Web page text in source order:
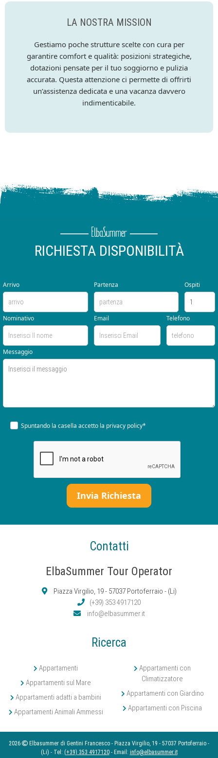
LA NOSTRA MISSION
Gestiamo poche strutture scelte con cura per
garantire comfort e qualità: posizioni strategiche,
dotazioni pensate per il tuo soggiorno e pulizia
accurata. Questa attenzione ci permette di offrirti
un’assistenza dedicata e una vacanza davvero
indimenticabile.
RICHIESTA DISPONIBILITÀ
Arrivo Partenza Ospiti
Nominativo Email Telefono
Messaggio
Spuntando la casella accetto la privacy policy*
Contatti
ElbaSummer Tour Operator
Piazza Virgilio, 19 - 57037 Portoferraio - (Li)
(+39) 353 4917120
info@elbasummer.it
Ricerca
Appartamenti
Appartamenti sul Mare
Appartamenti adatti a bambini
Appartamenti Animali Ammessi
Appartamenti con
Climatizzatore
Appartamenti con Giardino
Appartamenti con Piscina
2026
Elbasummer di Gentini Francesco - Piazza Virgilio, 19 - 57037 Portoferraio -
(Li) - Tel: (+39) 353 4917120- Email: info@elbasummer.it